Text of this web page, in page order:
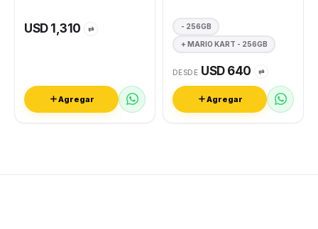
USD 1,310 ⇄
Agregar
- 256GB
+ MARIO KART - 256GB
DESDE USD 640 ⇄
Agregar